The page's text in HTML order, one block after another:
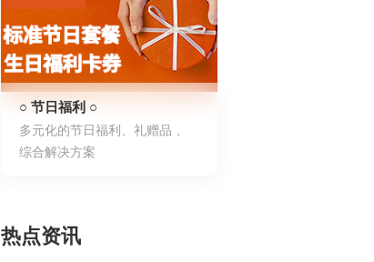
○ 节日福利 ○
多元化的节日福利、礼赠品 、
综合解决方案
热点资讯